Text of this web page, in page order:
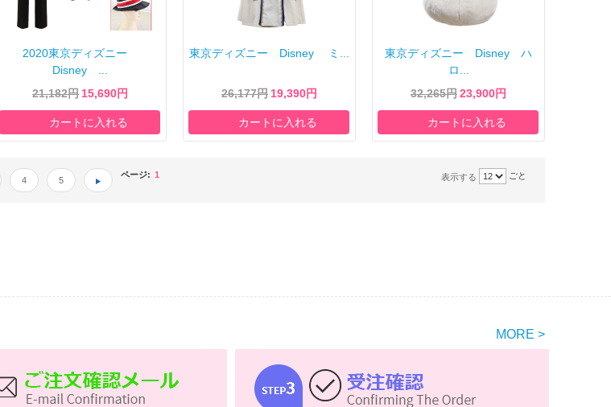
2020東京ディズニー
Disney ...
21,182円 15,690円
カートに入れる
東京ディズニー Disney ミ...
26,177円 19,390円
カートに入れる
東京ディズニー Disney ハ
ロ...
32,265円23,900円
カートに入れる
表示する ごと
ページ: 1
4 5
MORE >